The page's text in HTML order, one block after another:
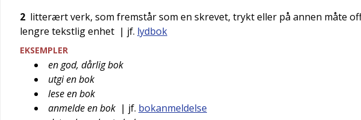
2 litterært verk, som fremstår som en skrevet, trykt eller på annen måte
lengre tekstlig enhet | jf. lydbok
EKSEMPLER
en god, dårlig bok
utgi en bok
lese en bok
anmelde en bok | jf. bokanmeldelse